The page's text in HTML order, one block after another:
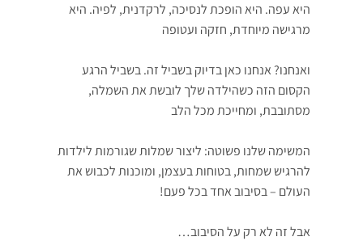
היא עפה. היא הופכת לנסיכה, לרקדנית, לפיה. היא
מרגישה מיוחדת, חזקה ועטופה
ואנחנו? אנחנו כאן בדיוק בשביל זה. בשביל הרגע
הקסום הזה כשהילדה שלך לובשת את השמלה,
מסתובבת, ומחייכת מכל הלב
המשימה שלנו פשוטה: ליצור שמלות שגורמות לילדות
להרגיש שמחות, בטוחות בעצמן, ומוכנות לכבוש את
העולם – בסיבוב אחד בכל פעם!
אבל זה לא רק על הסיבוב…